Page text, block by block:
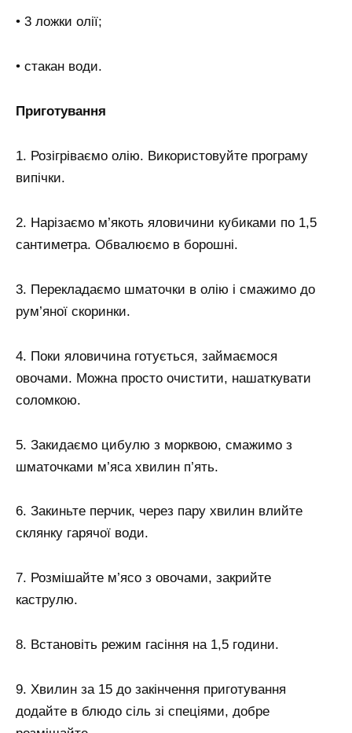
• 3 ложки олії;
• стакан води.
Приготування
1. Розігріваємо олію. Використовуйте програму
випічки.
2. Нарізаємо м’якоть яловичини кубиками по 1,5
сантиметра. Обвалюємо в борошні.
3. Перекладаємо шматочки в олію і смажимо до
рум’яної скоринки.
4. Поки яловичина готується, займаємося
овочами. Можна просто очистити, нашаткувати
соломкою.
5. Закидаємо цибулю з морквою, смажимо з
шматочками м’яса хвилин п’ять.
6. Закиньте перчик, через пару хвилин влийте
склянку гарячої води.
7. Розмішайте м’ясо з овочами, закрийте
каструлю.
8. Встановіть режим гасіння на 1,5 години.
9. Хвилин за 15 до закінчення приготування
додайте в блюдо сіль зі спеціями, добре